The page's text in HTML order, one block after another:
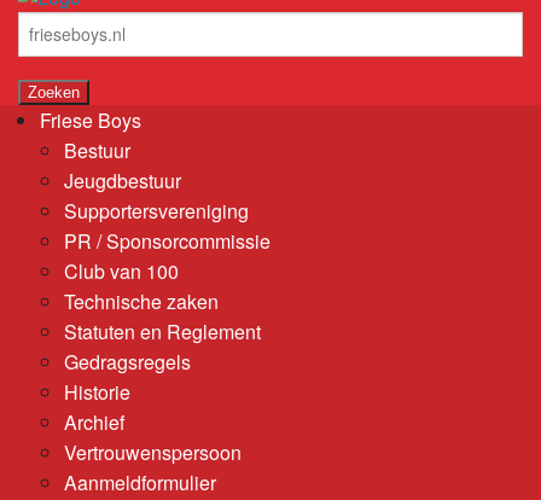
Friese Boys
Bestuur
Jeugdbestuur
Supportersvereniging
PR / Sponsorcommissie
Club van 100
Technische zaken
Statuten en Reglement
Gedragsregels
Historie
Archief
Vertrouwenspersoon
Aanmeldformulier